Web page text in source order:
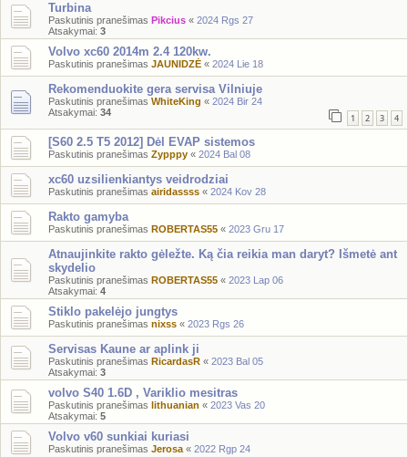
Turbina
Paskutinis pranešimas Pikcius « 2024 Rgs 27
Atsakymai: 3
Volvo xc60 2014m 2.4 120kw.
Paskutinis pranešimas JAUNIDZĖ « 2024 Lie 18
Rekomenduokite gera servisa Vilniuje
Paskutinis pranešimas WhiteKing « 2024 Bir 24
Atsakymai: 34 1 2 3 4
[S60 2.5 T5 2012] Dėl EVAP sistemos
Paskutinis pranešimas Zypppy « 2024 Bal 08
xc60 uzsilienkiantys veidrodziai
Paskutinis pranešimas airidassss « 2024 Kov 28
Rakto gamyba
Paskutinis pranešimas ROBERTAS55 « 2023 Gru 17
Atnaujinkite rakto gėležte. Ką čia reikia man daryt? Išmetė ant
skydelio
Paskutinis pranešimas ROBERTAS55 « 2023 Lap 06
Atsakymai: 4
Stiklo pakelėjo jungtys
Paskutinis pranešimas nixss « 2023 Rgs 26
Servisas Kaune ar aplink ji
Paskutinis pranešimas RicardasR « 2023 Bal 05
Atsakymai: 3
volvo S40 1.6D , Variklio mesitras
Paskutinis pranešimas lithuanian « 2023 Vas 20
Atsakymai: 5
Volvo v60 sunkiai kuriasi
Paskutinis pranešimas Jerosa « 2022 Rgp 24